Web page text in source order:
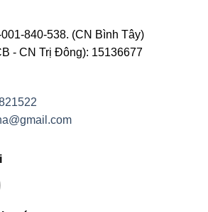
840-538. (CN Bình Tây)
- CN Trị Đông): 15136677